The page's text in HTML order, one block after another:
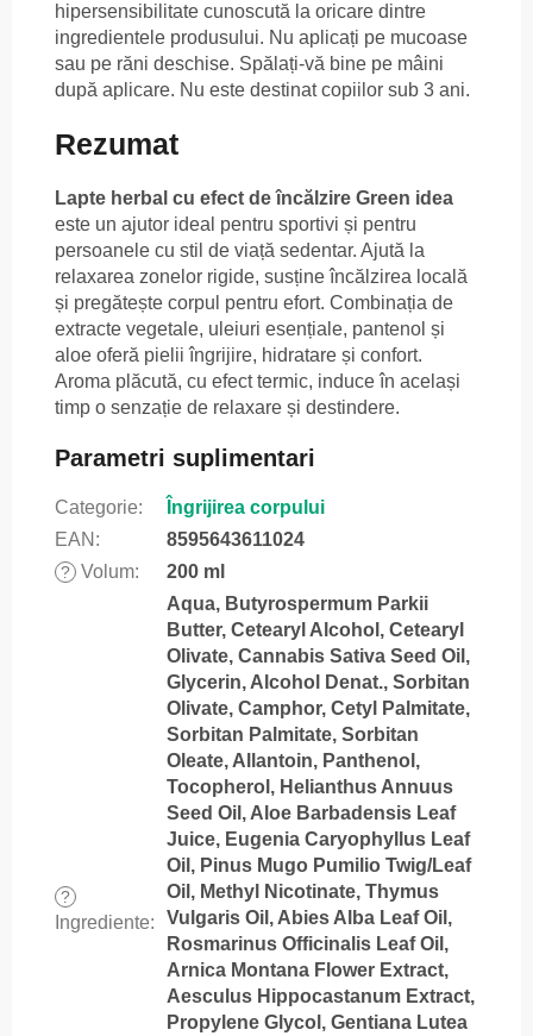
hipersensibilitate cunoscută la oricare dintre
ingredientele produsului. Nu aplicați pe mucoase
sau pe răni deschise. Spălați-vă bine pe mâini
după aplicare. Nu este destinat copiilor sub 3 ani.
Rezumat
Lapte herbal cu efect de încălzire Green idea
este un ajutor ideal pentru sportivi și pentru
persoanele cu stil de viață sedentar. Ajută la
relaxarea zonelor rigide, susține încălzirea locală
și pregătește corpul pentru efort. Combinația de
extracte vegetale, uleiuri esențiale, pantenol și
aloe oferă pielii îngrijire, hidratare și confort.
Aroma plăcută, cu efect termic, induce în același
timp o senzație de relaxare și destindere.
Parametri suplimentari
Categorie:
Îngrijirea corpului
EAN : 8595643611024
? Volum: 200 ml
?
Ingrediente:
Aqua, Butyrospermum Parkii
Butter, Cetearyl Alcohol, Cetearyl
Olivate, Cannabis Sativa Seed Oil,
Glycerin, Alcohol Denat., Sorbitan
Olivate, Camphor, Cetyl Palmitate,
Sorbitan Palmitate, Sorbitan
Oleate, Allantoin, Panthenol,
Tocopherol, Helianthus Annuus
Seed Oil, Aloe Barbadensis Leaf
Juice, Eugenia Caryophyllus Leaf
Oil, Pinus Mugo Pumilio Twig/Leaf
Oil, Methyl Nicotinate, Thymus
Vulgaris Oil, Abies Alba Leaf Oil,
Rosmarinus Officinalis Leaf Oil,
Arnica Montana Flower Extract,
Aesculus Hippocastanum Extract,
Propylene Glycol, Gentiana Lutea